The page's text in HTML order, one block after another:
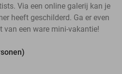
Via een online galerij kan je
heeft geschilderd. Ga er even
van een ware mini-vakantie!